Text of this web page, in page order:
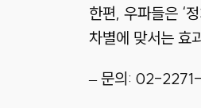
한편, 우파들은 ‘
차별에 맞서는 효
– 문의: 02-